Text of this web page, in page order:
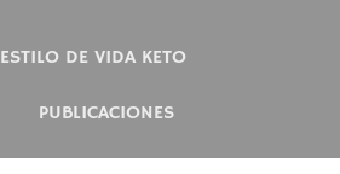
ESTILO DE VIDA KETO
PUBLICACIONES